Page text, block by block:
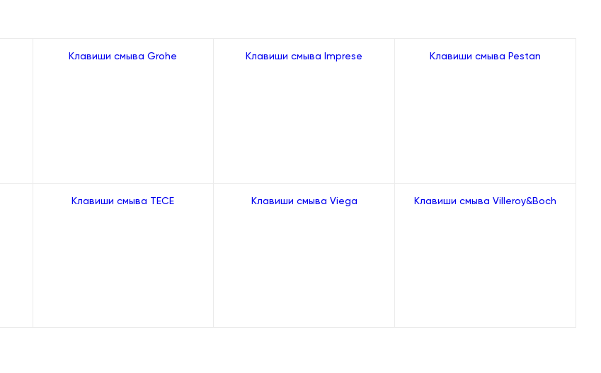
Клавиши смыва Grohe Клавиши смыва Imprese Клавиши смыва Pestan
Клавиши смыва TECE Клавиши смыва Viega Клавиши смыва Villeroy&Boch